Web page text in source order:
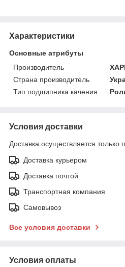
Характеристики
Основные атрибуты
Производитель
Страна производитель
Тип подшипника качения
Условия доставки
Доставка осуществляется только
Доставка курьером
Доставка почтой
Транспортная компания
Самовывоз
Все условия доставки
Условия оплаты